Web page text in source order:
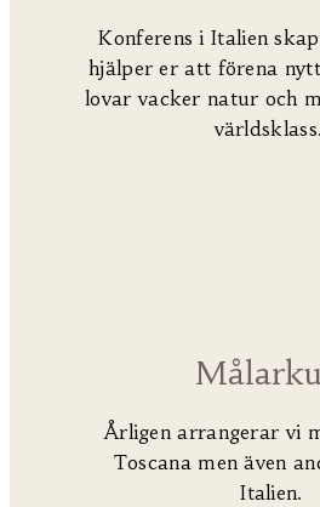
Konferens i Italien
hjälper er att förena
lovar vacker natur och
världsklass.
Årligen arrangerar vi
Toscana men även
Italien.